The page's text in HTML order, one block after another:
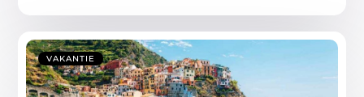
VAKANTIE